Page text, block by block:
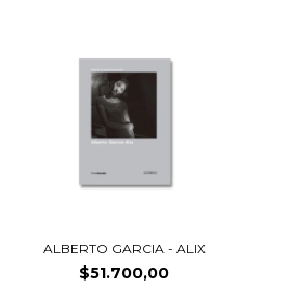
ALBERTO GARCIA - ALIX
$51.700,00